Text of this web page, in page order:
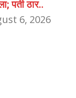
पती ठार..
6, 2026